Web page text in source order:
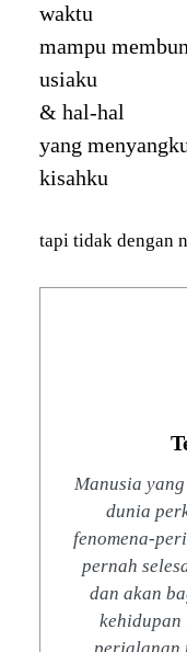
waktu
mampu
usiaku
& hal-hal
yang
kisahku
tapi tidak dengan
Manusia
dunia
fenomena-
pernah
dan akan
kehidupan